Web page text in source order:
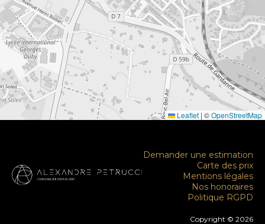
Leaflet | ©OpenStreetMap
Demander une estimation
Carte des prix
Mentions légales
Nos honoraires
Politique RGPD
Copyright © 2026